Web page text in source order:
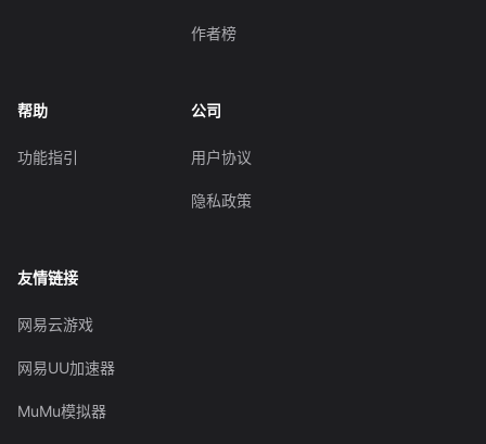
作者榜
帮助
功能指引
公司
用户协议
隐私政策
友情链接
网易云游戏
网易UU加速器
MuMu模拟器